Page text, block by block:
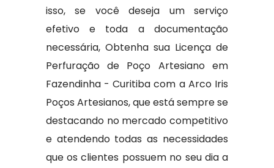
isso, se você deseja um serviço
efetivo e toda a documentação
necessária, Obtenha sua Licença de
Perfuração de Poço Artesiano em
Fazendinha - Curitiba com a Arco Iris
Poços Artesianos, que está sempre se
destacando no mercado competitivo
e atendendo todas as necessidades
que os clientes possuem no seu dia a